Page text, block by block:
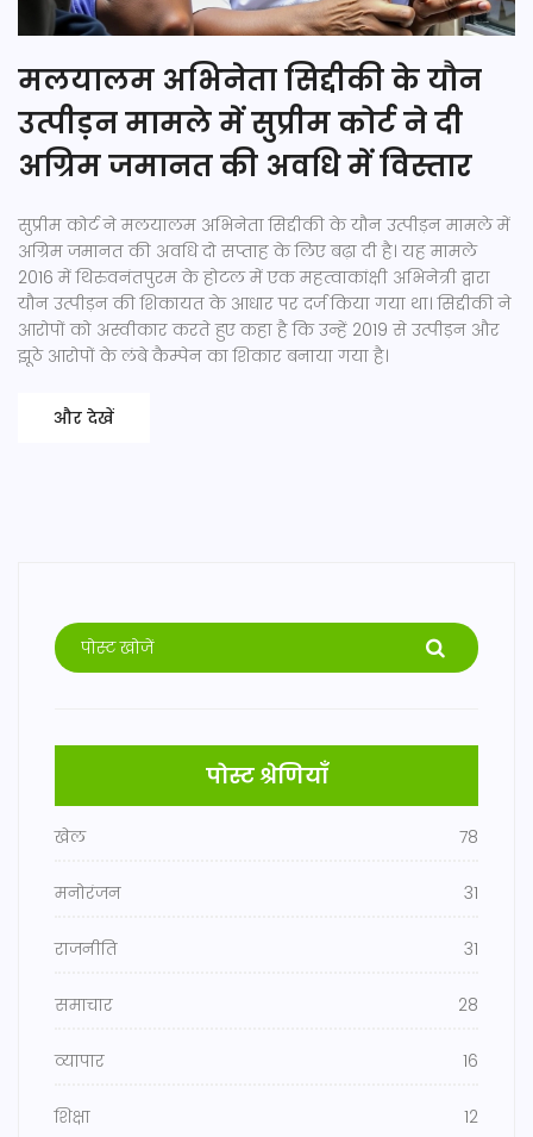
मलयालम अभिनेता सिद्दीकी के यौन
उत्पीड़न मामले में सुप्रीम कोर्ट ने दी
अग्रिम जमानत की अवधि में विस्तार
सुप्रीम कोर्ट ने मलयालम अभिनेता सिद्दीकी के यौन उत्पीड़न मामले में
अग्रिम जमानत की अवधि दो सप्ताह के लिए बढ़ा दी है। यह मामले
2016 में थिरुवनंतपुरम के होटल में एक महत्वाकांक्षी अभिनेत्री द्वारा
यौन उत्पीड़न की शिकायत के आधार पर दर्ज किया गया था। सिद्दीकी ने
आरोपों को अस्वीकार करते हुए कहा है कि उन्हें 2019 से उत्पीड़न और
झूठे आरोपों के लंबे कैम्पेन का शिकार बनाया गया है।
और देखें
पोस्ट श्रेणियाँ
खेल 78
मनोरंजन 31
राजनीति 31
समाचार 28
व्यापार 16
शिक्षा 12